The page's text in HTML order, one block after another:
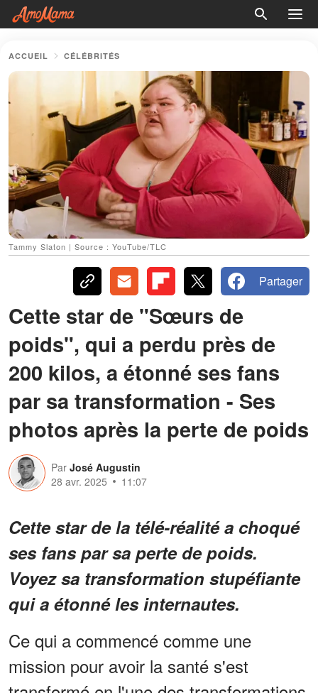
ACCUEIL CÉLÉBRITÉS
Tammy Slaton | Source : YouTube/TLC
Partager
Cette star de "Sœurs de
poids", qui a perdu près de
200 kilos, a étonné ses fans
par sa transformation - Ses
photos après la perte de poids
Par José Augustin
28 avr. 2025
11:07
Cette star de la télé-réalité a choqué
ses fans par sa perte de poids.
Voyez sa transformation stupéfiante
qui a étonné les internautes.
Ce qui a commencé comme une
mission pour avoir la santé s'est